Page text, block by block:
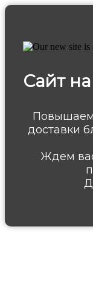
Сайт
Повышаем
доставки
Ждем